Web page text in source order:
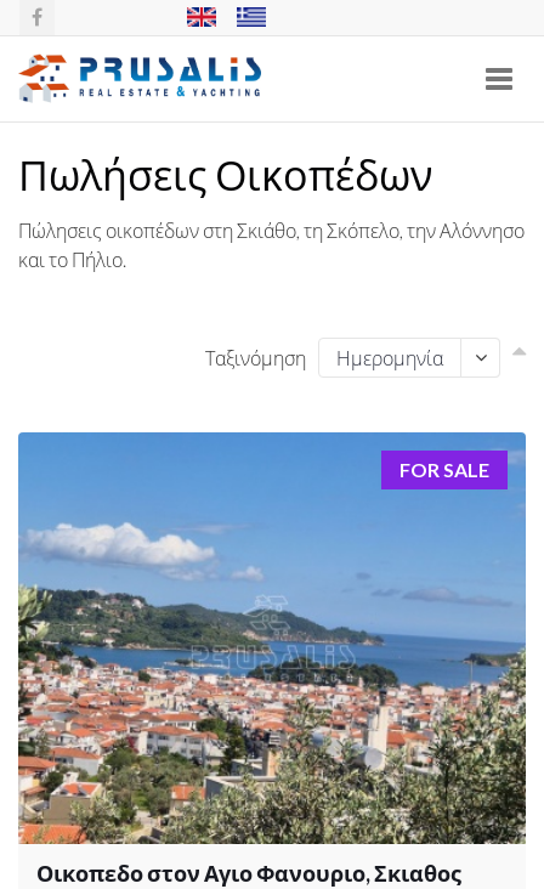
Πωλήσεις Οικοπέδων
Πώλησεις οικοπέδων στη Σκιάθο, τη Σκόπελο, την Αλόννησο
και το Πήλιο.
Ταξινόμηση
FOR SALE
Οικοπεδο στον Αγιο Φανουριο, Σκιαθος